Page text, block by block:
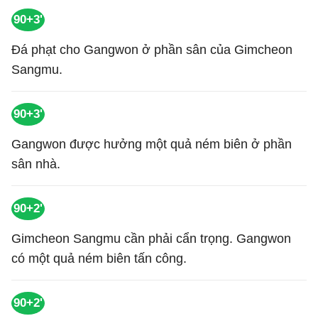
90+3'
Đá phạt cho Gangwon ở phần sân của Gimcheon
Sangmu.
90+3'
Gangwon được hưởng một quả ném biên ở phần
sân nhà.
90+2'
Gimcheon Sangmu cần phải cẩn trọng. Gangwon
có một quả ném biên tấn công.
90+2'